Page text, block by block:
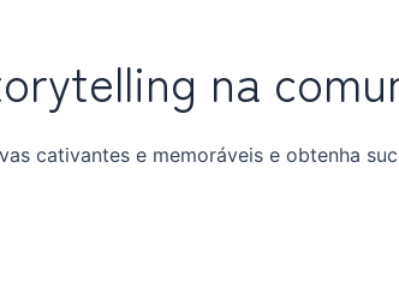
na
cativantes e memoráveis e obtenha